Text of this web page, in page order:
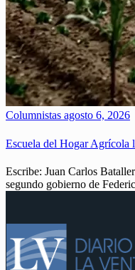
Columnistas agosto 6, 2026
Escuela del Hogar Agrícola
Escribe: Juan Carlos
segundo gobierno de